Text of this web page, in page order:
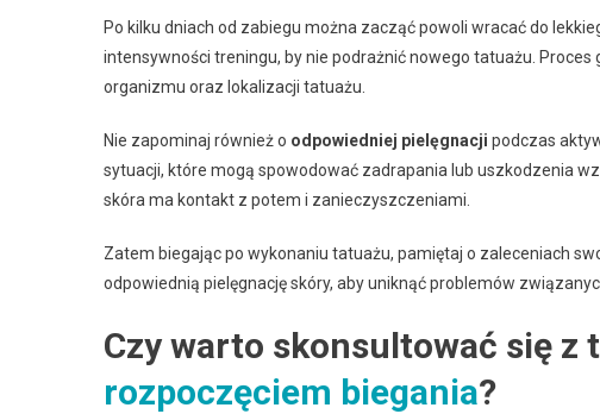
Po kilku dniach od zabiegu można zacząć powoli wracać do
intensywności treningu, by nie podrażnić nowego tatuażu.
organizmu oraz lokalizacji tatuażu.
Nie zapominaj również o odpowiedniej pielęgnacji podczas
sytuacji, które mogą spowodować zadrapania lub uszkodzenia
skóra ma kontakt z potem i zanieczyszczeniami.
Zatem biegając po wykonaniu tatuażu, pamiętaj o zaleceniach
odpowiednią pielęgnację skóry, aby uniknąć problemów
Czy warto skonsultować się z
rozpoczęciem biegania?